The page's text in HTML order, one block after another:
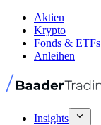
Aktien
Krypto
Fonds & ETFs
Anleihen
Insights